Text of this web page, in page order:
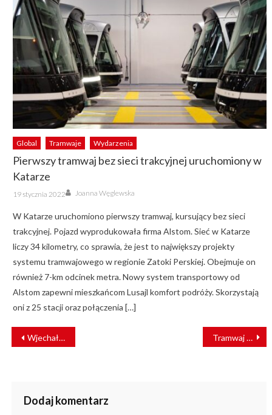
Global Tramwaje Wydarzenia
Pierwszy tramwaj bez sieci trakcyjnej uruchomiony w
Katarze
Posted
on
19 stycznia 2022 Author
Joanna Węglewska
W Katarze uruchomiono pierwszy tramwaj, kursujący bez sieci
trakcyjnej. Pojazd wyprodukowała firma Alstom. Sieć w Katarze
liczy 34 kilometry, co sprawia, że jest to największy projekty
systemu tramwajowego w regionie Zatoki Perskiej. Obejmuje on
również 7-km odcinek metra. Nowy system transportowy od
Alstom zapewni mieszkańcom Lusajl komfort podróży. Skorzystają
oni z 25 stacji oraz połączenia […]
NAWIGACJA
WPISU
Wjechał pod pociąg. Na “STOP” nie zwrócił nawet uwagi Tramwaj na Gocław coraz bliżej. Radni zwiększyli finansowanie
Dodaj komentarz